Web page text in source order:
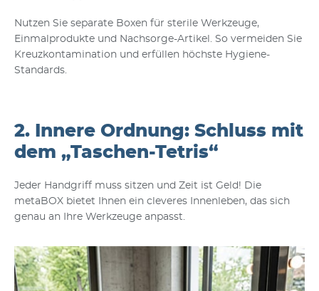
Nutzen Sie separate Boxen für sterile Werkzeuge,
Einmalprodukte und Nachsorge-Artikel. So vermeiden Sie
Kreuzkontamination und erfüllen höchste Hygiene-
Standards.
2. Innere Ordnung: Schluss mit
dem „Taschen-Tetris“
Jeder Handgriff muss sitzen und Zeit ist Geld! Die
metaBOX bietet Ihnen ein cleveres Innenleben, das sich
genau an Ihre Werkzeuge anpasst.